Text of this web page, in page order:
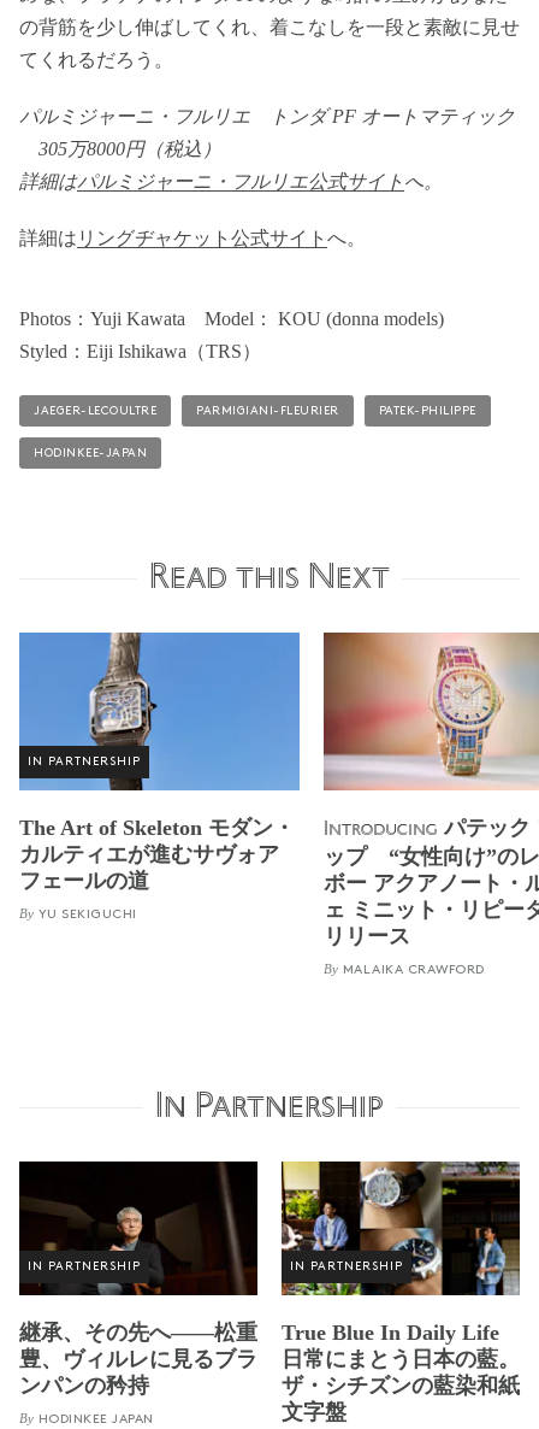
の背筋を少し伸ばしてくれ、着こなしを一段と素敵に見せ
てくれるだろう。
パルミジャーニ・フルリエ トンダ PF オートマティック
305万8000円（税込）
詳細はパルミジャーニ・フルリエ公式サイト へ。
詳細は リングヂャケット公式サイト へ。
Photos：Yuji Kawata Model： KOU (donna models)
Styled：​Eiji Ishikawa（TRS）
JAEGER-LECOULTRE PARMIGIANI-FLEURIER PATEK-PHILIPPE
HODINKEE-JAPAN
Read this Next
IN PARTNERSHIP
The Art of Skeleton モダン・
カルティエが進むサヴォア
フェールの道
By YU SEKIGUCHI
Introducing パテック
ップ “女性向け”の
ボー アクアノート・
ェ ミニット・リピー
リリース
By MALAIKA CRAWFORD
In Partnership
IN PARTNERSHIP
継承、その先へ——松重
豊、ヴィルレに見るブラ
ンパンの矜持
By HODINKEE JAPAN
IN PARTNERSHIP
True Blue In Daily Life
日常にまとう日本の藍。
ザ・シチズンの藍染和紙
文字盤